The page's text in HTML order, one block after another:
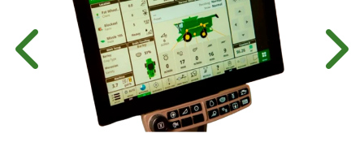
Anterior